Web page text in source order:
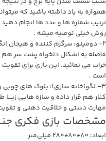
همواره به یاد داشته باشید که
ترتیب شماره ها و عدد ها انجام
روش خیلی توصیه میشه .
2- دومینو: سرگرم کننده و هیجان
فاصله به اشکال دلخواه پشت سر هم
خراب می نمائید. این بازی برای
است .
3- لگو(خانه سازی): بلوک های
کنار هم قرار داده و سازه هایی زیبا
مهارت دستی و خلاقیت ذهنی و
مشخصات بازی فکری
ابعاد: